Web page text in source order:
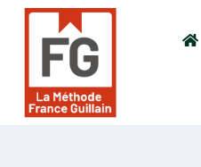
Aller
contenu